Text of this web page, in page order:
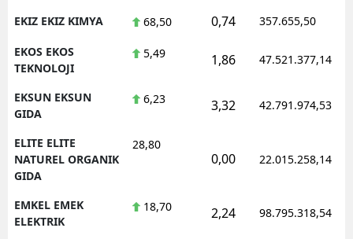
EKIZ EKIZ KIMYA 68,50 0,74 357.655,50
EKOS EKOS
TEKNOLOJI
5,49 1,86 47.521.377,14
EKSUN EKSUN
GIDA
6,23 3,32 42.791.974,53
ELITE ELITE
NATUREL ORGANIK
GIDA
28,80
0,00 22.015.258,14
EMKEL EMEK
ELEKTRIK
18,70 2,24 98.795.318,54